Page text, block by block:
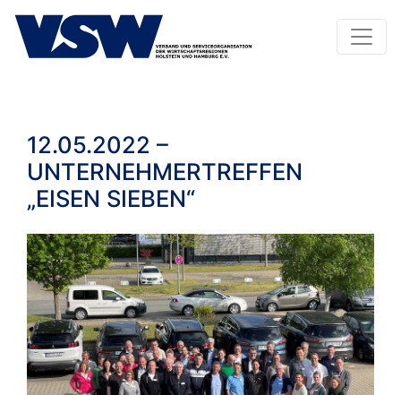
12.05.2022 –
UNTERNEHMERTREFFEN
„EISEN SIEBEN“